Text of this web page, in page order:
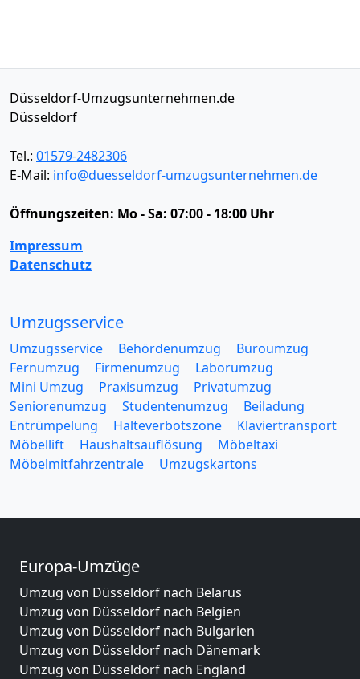
Düsseldorf-Umzugsunternehmen.de
Düsseldorf
Tel.: 01579-2482306
E-Mail: info@duesseldorf-umzugsunternehmen.de
Öffnungszeiten: Mo - Sa: 07:00 - 18:00 Uhr
Impressum
Datenschutz
Umzugsservice
Umzugsservice Behördenumzug
Büroumzug
Fernumzug
Firmenumzug
Laborumzug
Mini Umzug
Praxisumzug
Privatumzug
Seniorenumzug
Studentenumzug
Beiladung
Entrümpelung
Halteverbotszone
Klaviertransport
Möbellift
Haushaltsauflösung
Möbeltaxi
Möbelmitfahrzentrale
Umzugskartons
Europa-Umzüge
Umzug von Düsseldorf nach Belarus
Umzug von Düsseldorf nach Belgien
Umzug von Düsseldorf nach Bulgarien
Umzug von Düsseldorf nach Dänemark
Umzug von Düsseldorf nach England